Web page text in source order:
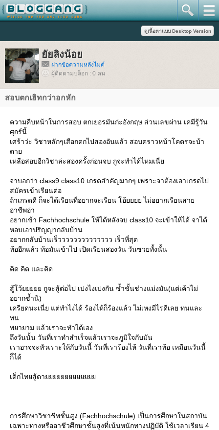
ัยลิงน้อ
ฝากข้อความหลังไมค์
ผู้ติดตามบล็อก : 0 คน
สอบตกเฮิทกว่าอกหัก
ความคืบหน้าในการสอบ ตกเยอรมันก่ะอังกฤษ ส่วนเลขผ่าน เคมีรู้วัน
ศุกร์นี้
เศร้าว่ะ วิชาหลักๆเสือกตกไปสองอันแล้ว สอบคราวหน้าโคตรจะบ้า
ตา
เหลือสอบอีกวิชาล่ะสองครั้งก่อนจบ กูจะทำได้ไหมเนี่
จาบอกว่า class9 class10 เกรดสำคัญมากๆ เพราะจาต้องเอาเกรดไป
สมัครเข้าเรียนต่อ
ถ้าเกรดดี ก็จะได้เรียนที่อยากจะเรียน โอ้ยยยย ไม่อยากเรียนสา
อาชีพอ่า
อยากเข้า Fachhochschule ให้ได้หลังจบ class10 จะเข้าให้ได้ จาได้
หอบเอาปริญญากลับบ้าน
อยากกลับบ้านเร็วววววววววววววว เร็วที่สุด
ท้ออีกแล้ว ท้อมันเข้าไป เปิดเรียนสองวัน วันซวยทั้งนั้น
คิด คิด และคิด
สู้โว้ยยยยย กูจะสู้ต่อไป เปงไงเปงกัน ซ้ำชั้นช่างแม่งมัน(แต่เค้าไม่
อยากซ้ำนิ)
เครียดนะเนี่ย แต่ทำไงได้ ร้องไห้ก็ร้องแล้ว ไม่เหงมีไรดีเลย ทนและ
ทน
พยายาม แล้วเราจะทำได้เอง
ถึงวันนั้น วันที่เราทำสำเร็จแล้วเราจะภูมิใจกับมัน
เราอาจจะหัวเราะให้กับวันนี้ วันที่เราร้องไห้ วันที่เราท้อ เหมือนวันนี้
ก็ได้
เด็กไทยสู้ตา
การศึกษาวิชาชีพชั้นสูง (Fachhochschule) เป็นการศึกษาในสถาบัน
เฉพาะทางหรืออาชีวศึกษาชั้นสูงที่เน้นหนักทางปฏิบัติ ใช้เวลาเรียน 4